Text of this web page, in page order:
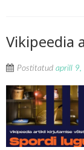
Vikipeedia
Postitatud aprill